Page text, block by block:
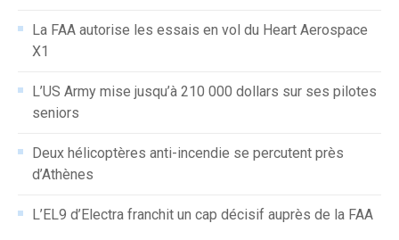
La FAA autorise les essais en vol du Heart Aerospace
X1
L’US Army mise jusqu’à 210 000 dollars sur ses pilotes
seniors
Deux hélicoptères anti-incendie se percutent près
d’Athènes
L’EL9 d’Electra franchit un cap décisif auprès de la FAA